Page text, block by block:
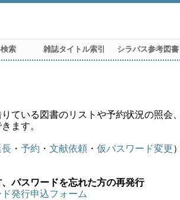
索 雑誌タイトル索引 シラバス参考図書
ている図書のリストや予約状況の照会
ます。
長 ・ 予約 ・ 文献依頼 ・ 仮パスワード変更）
パスワードを忘れた方の再発行
発行申込フォーム